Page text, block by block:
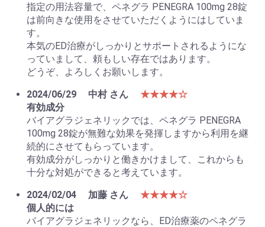
指定の用法容量で、ペネグラ PENEGRA 100mg 28錠
は前向きな使用をさせていただくようにはしていま
す。
本気のED治療がしっかりとサポートされるようにな
っていまして、頼もしい存在ではあります。
どうぞ、よろしくお願いします。
2024/06/29
中村 さん
★★★★☆
有効成分
バイアグラジェネリックでは、ペネグラ PENEGRA
100mg 28錠が無難な効果を発揮しますから利用を継
続的にさせてもらっています。
有効成分がしっかりと働きかけまして、これからも
十分な対処ができると考えています。
2024/02/04
加藤 さん
★★★★☆
個人的には
バイアグラジェネリックなら、ED治療薬のペネグラ